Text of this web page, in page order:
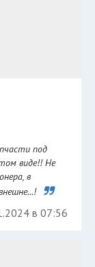
под
виде!! Не
в
в 07:56